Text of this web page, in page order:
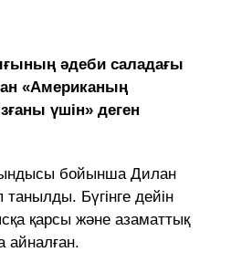
әдеби саладағы
«Американың
үшін» деген
бойынша Дилан
Бүгінге дейін
қарсы және азаматтық
айналған.